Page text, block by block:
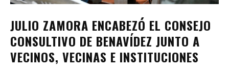
JULIO ZAMORA ENCABEZÓ EL CONSEJO
CONSULTIVO DE BENAVÍDEZ JUNTO A
VECINOS, VECINAS E INSTITUCIONES